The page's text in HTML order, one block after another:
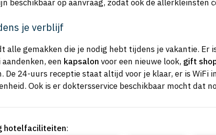
beschikbaar op aanvraag, zodat ook de allerkleinsten
je verblijf
alle gemakken die je nodig hebt tijdens je vakantie. Er
een kapsalon voor een nieuwe look, gift
De 24-uurs receptie staat altijd voor je klaar, er is
Ook is er doktersservice beschikbaar mocht dat
hotelfaciliteiten: